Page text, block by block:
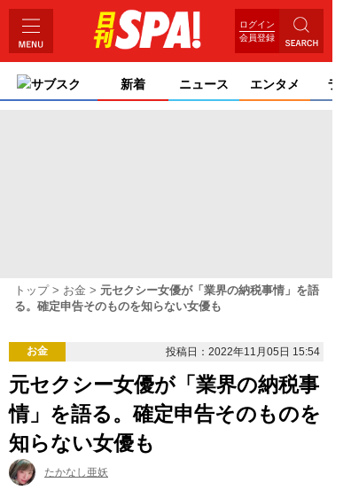
ログイン
会員登録
サブスク 新着 ニュース エンタメ ライ
トップ お金
元セクシー女優が「業界の納税事情」を語
る。確定申告そのものを知らない女優も
お金 投稿日：2022年11月05日 15:54
元セクシー女優が「業界の納税事
情」を語る。確定申告そのものを
知らない女優も
たかなし亜妖